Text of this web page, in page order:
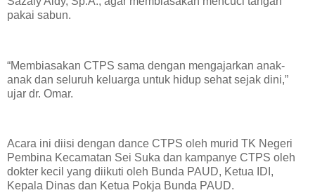
pakai sabun.
“Membiasakan CTPS sama dengan mengajarkan anak-
anak dan seluruh keluarga untuk hidup sehat sejak dini,”
ujar dr. Omar.
Acara ini diisi dengan dance CTPS oleh murid TK Negeri
Pembina Kecamatan Sei Suka dan kampanye CTPS oleh
dokter kecil yang diikuti oleh Bunda PAUD, Ketua IDI,
Kepala Dinas dan Ketua Pokja Bunda PAUD.